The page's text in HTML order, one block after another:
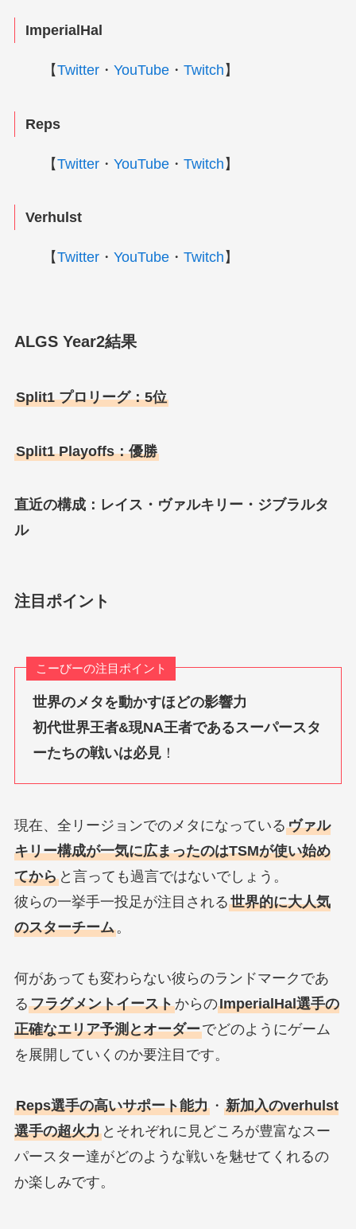
ImperialHal
【Twitter・ YouTube・ Twitch 】
Reps
【Twitter・ YouTube・ Twitch 】
Verhulst
【Twitter・ YouTube・ Twitch 】
ALGS Year2結果
Split1 プロリーグ：5位
Split1 Playoffs：優勝
直近の構成：レイス・ヴァルキリー・ジブラルタ
ル
注目ポイント
こーびーの注目ポイント
世界のメタを動かすほどの影響力
初代世界王者&現NA王者であるスーパースタ
ーたちの戦いは必見 ！
現在、全リージョンでのメタになっているヴァル
キリー構成が一気に広まったのはTSMが使い始め
てからと言っても過言ではないでしょう。
彼らの一挙手一投足が注目される世界的に大人気
のスターチーム。
何があっても変わらない彼らのランドマークであ
るフラグメントイーストからのImperialHal選手の
正確なエリア予測とオーダーでどのようにゲーム
を展開していくのか要注目です。
Reps選手の高いサポート能力・ 新加入のverhulst
選手の超火力とそれぞれに見どころが豊富なスー
パースター達がどのような戦いを魅せてくれるの
か楽しみです。